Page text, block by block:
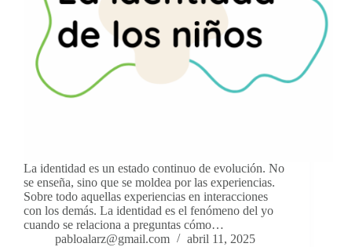
La identidad es un estado continuo de evolución. No
se enseña, sino que se moldea por las experiencias.
Sobre todo aquellas experiencias en interacciones
con los demás. La identidad es el fenómeno del yo
cuando se relaciona a preguntas cómo…
pabloalarz@gmail.com
abril 11, 2025